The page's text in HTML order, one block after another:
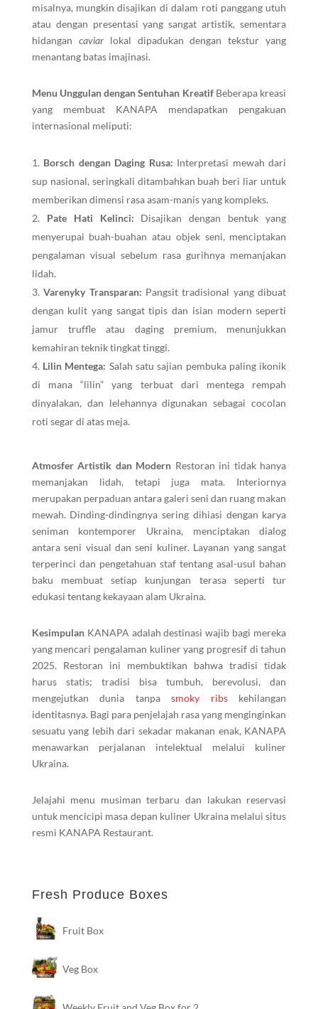
misalnya, mungkin disajikan di dalam roti panggang utuh
atau dengan presentasi yang sangat artistik, sementara
hidangan caviarlokal dipadukan dengan tekstur yang
menantang batas imajinasi.
Menu Unggulan dengan Sentuhan KreatifBeberapa kreasi
yang membuat KANAPA mendapatkan pengakuan
internasional meliputi:
Borsch dengan Daging Rusa: Interpretasi mewah dari
sup nasional, seringkali ditambahkan buah beri liar untuk
memberikan dimensi rasa asam-manis yang kompleks.
Pate Hati Kelinci: Disajikan dengan bentuk yang
menyerupai buah-buahan atau objek seni, menciptakan
pengalaman visual sebelum rasa gurihnya memanjakan
lidah.
Varenyky Transparan: Pangsit tradisional yang dibuat
dengan kulit yang sangat tipis dan isian modern seperti
jamur truffle atau daging premium, menunjukkan
kemahiran teknik tingkat tinggi.
Lilin Mentega: Salah satu sajian pembuka paling ikonik
di mana “lilin” yang terbuat dari mentega rempah
dinyalakan, dan lelehannya digunakan sebagai cocolan
roti segar di atas meja.
Atmosfer Artistik dan Modern Restoran ini tidak hanya
memanjakan lidah, tetapi juga mata. Interiornya
merupakan perpaduan antara galeri seni dan ruang makan
mewah. Dinding-dindingnya sering dihiasi dengan karya
seniman kontemporer Ukraina, menciptakan dialog
antara seni visual dan seni kuliner. Layanan yang sangat
terperinci dan pengetahuan staf tentang asal-usul bahan
baku membuat setiap kunjungan terasa seperti tur
edukasi tentang kekayaan alam Ukraina.
KesimpulanKANAPA adalah destinasi wajib bagi mereka
yang mencari pengalaman kuliner yang progresif di tahun
2025. Restoran ini membuktikan bahwa tradisi tidak
harus statis; tradisi bisa tumbuh, berevolusi, dan
mengejutkan dunia tanpasmoky ribskehilangan
identitasnya. Bagi para penjelajah rasa yang menginginkan
sesuatu yang lebih dari sekadar makanan enak, KANAPA
menawarkan perjalanan intelektual melalui kuliner
Ukraina.
Jelajahi menu musiman terbaru dan lakukan reservasi
untuk mencicipi masa depan kuliner Ukraina melalui situs
resmi KANAPA Restaurant.
Fresh Produce Boxes
Fruit Box
Veg Box